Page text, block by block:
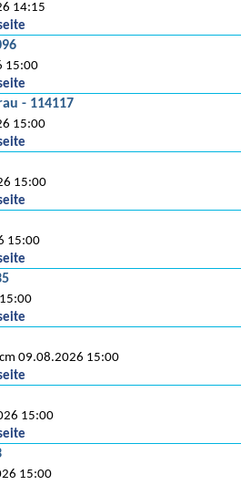
14:15
15:00
- 114117
15:00
15:00
15:00
09.08.2026 15:00
15:00
15:00